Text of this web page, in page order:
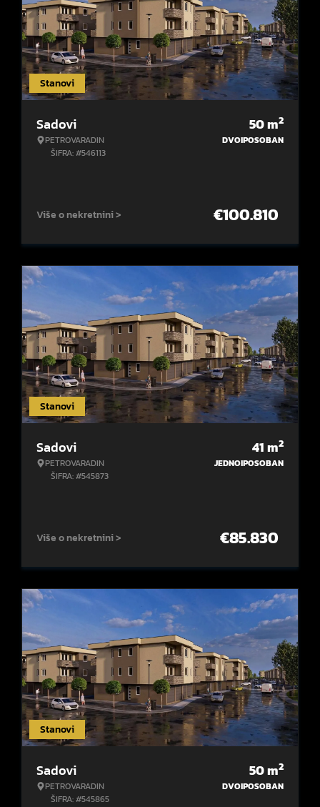
Stanovi
Sadovi
PETROVARADIN
ŠIFRA: #546113
50m2
DVOIPOSOBAN
Više o nekretnini > €100.810
Stanovi
Sadovi
PETROVARADIN
ŠIFRA: #545873
41m2
JEDNOIPOSOBAN
Više o nekretnini > €85.830
Stanovi
Sadovi
PETROVARADIN
ŠIFRA: #545865
50m2
DVOIPOSOBAN